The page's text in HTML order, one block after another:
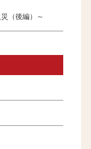
（後編）～